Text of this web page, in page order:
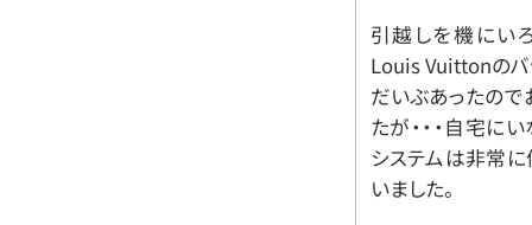
引越しを機にい
Louis Vuittonのバ
だいぶあったので
たが・・・自宅に
システムは非常に
いました。